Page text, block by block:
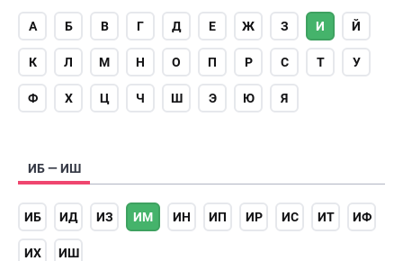
А Б В Г Д Е Ж З И Й
К Л М Н О П Р С Т У
Ф Х Ц Ч Ш Э Ю Я
ИБ — ИШ
ИБ ИД ИЗ ИМ ИН ИП ИР ИС ИТ ИФ
ИХ ИШ